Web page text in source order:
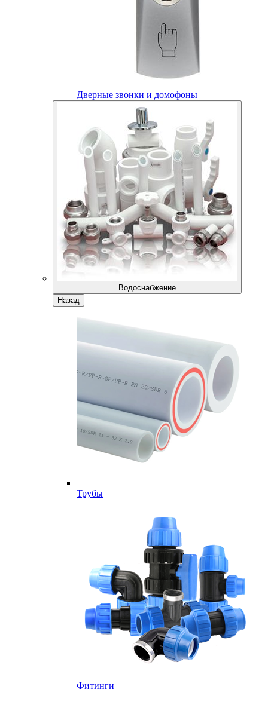
Дверные звонки и домофоны
Водоснабжение
Назад
Трубы
Фитинги